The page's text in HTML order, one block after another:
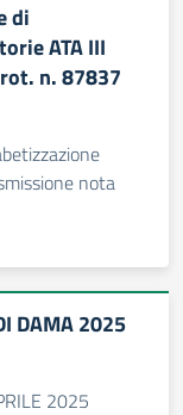
di
ATA III
n. 87837
nota
DAMA 2025
2025